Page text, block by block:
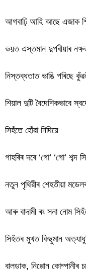
আগবাঢ়ি আহি আছে এজাক
ভয়ত এস্তমান দুপৰীয়াৰ
নিস্তব্ধতাত ভাঙি পৰিছে
শিয়াল দুটি বৈদেশিকভাবে
সিহঁতে হোঁৱা নিদিয়ে
গাহৰিৰ দৰে ‘গো’ ‘গো’
নতুন পৃথিৱীৰ শেহতীয়া
আৰু বাদামী ৰং সনা নোম
সিহঁতৰ মুখত কিছুমান
বালডাক, নিপ্পোন কোম্পানীৰ